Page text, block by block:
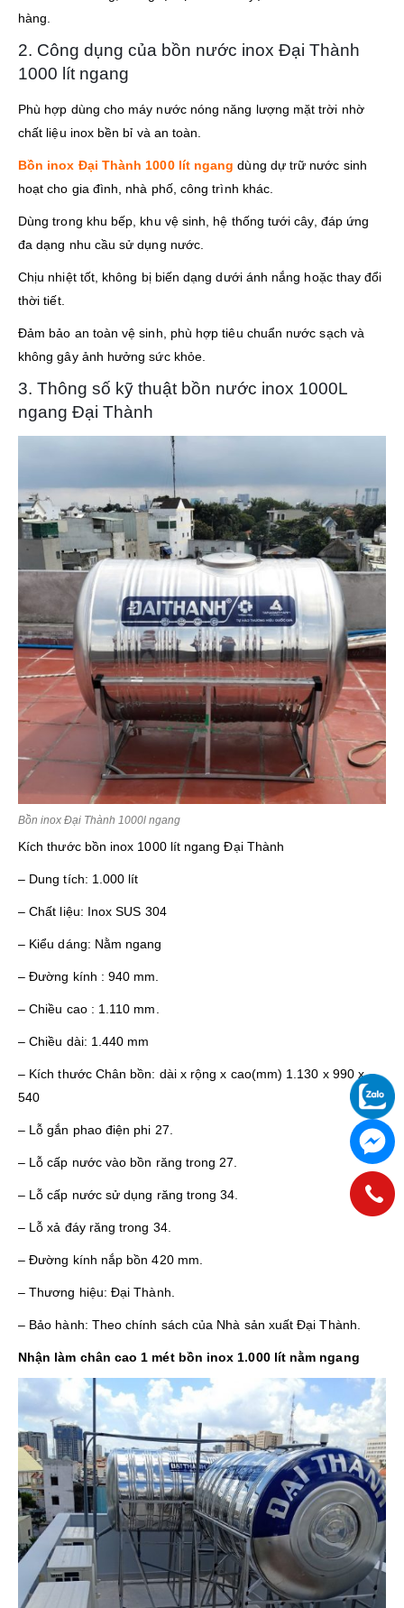
hàng.
2. Công dụng của bồn nước inox Đại Thành
1000 lít ngang
Phù hợp dùng cho máy nước nóng năng lượng mặt trời nhờ
chất liệu inox bền bỉ và an toàn.
Bồn inox Đại Thành 1000 lít ngang dùng dự trữ nước sinh
hoạt cho gia đình, nhà phố, công trình khác.
Dùng trong khu bếp, khu vệ sinh, hệ thống tưới cây, đáp ứng
đa dạng nhu cầu sử dụng nước.
Chịu nhiệt tốt, không bị biến dạng dưới ánh nắng hoặc thay đổi
thời tiết.
Đảm bảo an toàn vệ sinh, phù hợp tiêu chuẩn nước sạch và
không gây ảnh hưởng sức khỏe.
3. Thông số kỹ thuật bồn nước inox 1000L
ngang Đại Thành
Bồn inox Đại Thành 1000l ngang
Kích thước bồn inox 1000 lít ngang Đại Thành
– Dung tích: 1.000 lít
– Chất liệu: Inox SUS 304
– Kiểu dáng: Nằm ngang
– Đường kính : 940 mm.
– Chiều cao : 1.110 mm.
– Chiều dài: 1.440 mm
– Kích thước Chân bồn: dài x rộng x cao(mm) 1.130 x 990 x
540
– Lỗ gắn phao điện phi 27.
– Lỗ cấp nước vào bồn răng trong 27.
– Lỗ cấp nước sử dụng răng trong 34.
– Lỗ xả đáy răng trong 34.
– Đường kính nắp bồn 420 mm.
– Thương hiệu: Đại Thành.
– Bảo hành: Theo chính sách của Nhà sản xuất Đại Thành.
Nhận làm chân cao 1 mét bồn inox 1.000 lít nằm ngang